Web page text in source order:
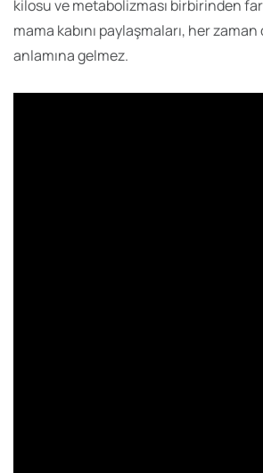
kilosu ve metabolizması birbirinden
mama kabını paylaşmaları, her
anlamına gelmez.